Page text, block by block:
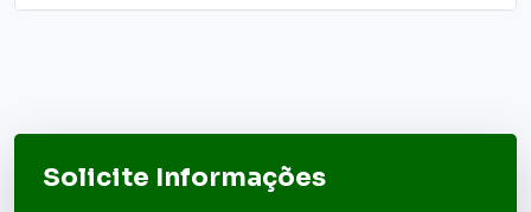
Solicite Informações